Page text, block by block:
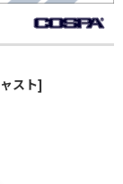
スト]